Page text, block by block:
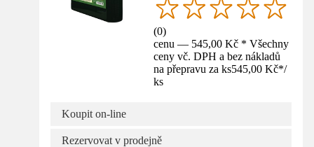
(0)
cenu — 545,00 Kč * Všechny
ceny vč. DPH a bez nákladů
na přepravu za ks545,00 Kč*/
ks
Koupit on-line
Rezervovat v prodejně